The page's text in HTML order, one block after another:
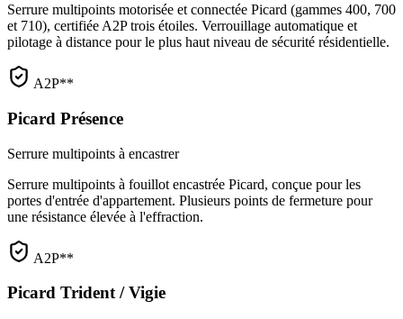
Serrure multipoints motorisée et connectée Picard (gammes 400, 700
et 710), certifiée A2P trois étoiles. Verrouillage automatique et
pilotage à distance pour le plus haut niveau de sécurité résidentielle.
A2P**
Picard Présence
Serrure multipoints à encastrer
Serrure multipoints à fouillot encastrée Picard, conçue pour les
portes d'entrée d'appartement. Plusieurs points de fermeture pour
une résistance élevée à l'effraction.
A2P**
Picard Trident / Vigie